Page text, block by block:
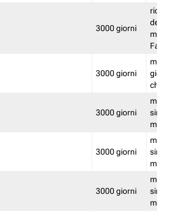
3000 giorni
3000 giorni
3000 giorni
3000 giorni
3000 giorni